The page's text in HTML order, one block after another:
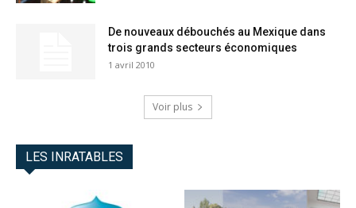
De nouveaux débouchés au Mexique dans
trois grands secteurs économiques
1 avril 2010
Voir plus
LES INRATABLES